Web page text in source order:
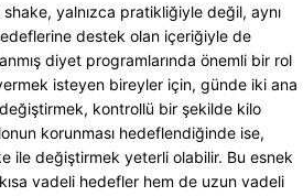
yalnızca pratikliğiyle değil, aynı
destek olan içeriğiyle de
diyet programlarında önemli bir rol
isteyen bireyler için, günde iki ana
kontrollü bir şekilde kilo
korunması hedeflendiğinde ise,
ile değiştirmek yeterli olabilir. Bu esnek
vadeli hedefler hem de uzun vadeli